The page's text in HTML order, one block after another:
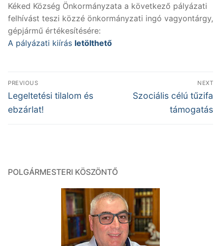
Kéked Község Önkormányzata a következő pályázati
felhívást teszi közzé önkormányzati ingó vagyontárgy,
gépjármű értékesítésére:
A pályázati kiírás letölthető
Bejegyzés
navigáció
PREVIOUS
Previous
post:
Legeltetési tilalom és
ebzárlat!
NEXT
Next
Szociális célú tűzifa
támogatás
POLGÁRMESTERI KÖSZÖNTŐ